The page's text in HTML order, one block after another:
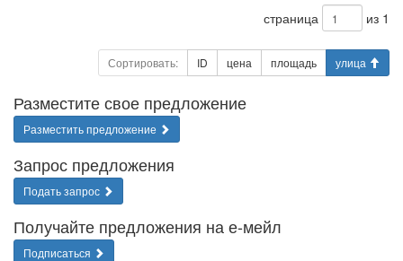
страница из 1
Сортировать: ID цена площадь улица
Разместите свое предложение
Разместить предложение
Запрос предложения
Подать запрос
Получайте предложения на е-мейл
Подписаться